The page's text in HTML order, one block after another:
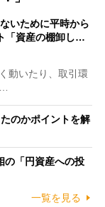
いために平時から
「資産の棚卸し…
動いたり、取引環
のかポイントを解
の「円資産への投
一覧を見る